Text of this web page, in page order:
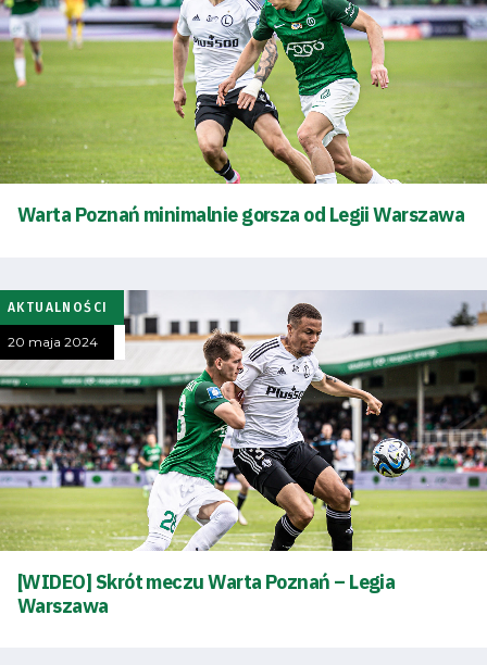
Tryb
oszczędności
energii
Dostępność
SEARCH
FOR:
Warta Poznań minimalnie gorsza od Legii Warszawa
AKTUALNOŚCI
20 maja 2024
[WIDEO] Skrót meczu Warta Poznań – Legia
Warszawa